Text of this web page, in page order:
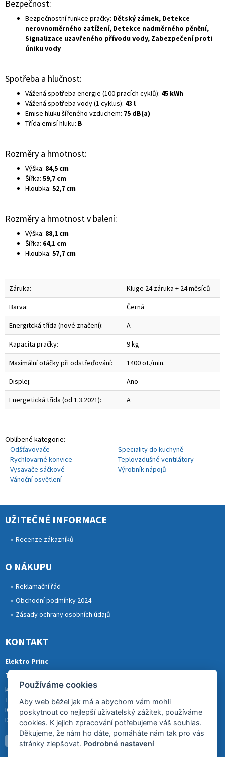
Bezpečnost:
Bezpečnostní funkce pračky: Dětský zámek, Detekce
nerovnoměrného zatížení, Detekce nadměrného pěnění,
Signalizace uzavřeného přívodu vody, Zabezpečení proti
úniku vody
Spotřeba a hlučnost:
Vážená spotřeba energie (100 pracích cyklů): 45 kWh
Vážená spotřeba vody (1 cyklus): 43 l
Emise hluku šířeného vzduchem: 75 dB(a)
Třída emisí hluku: B
Rozměry a hmotnost:
Výška: 84,5 cm
Šířka: 59,7 cm
Hloubka: 52,7 cm
Rozměry a hmotnost v balení:
Výška: 88,1 cm
Šířka: 64,1 cm
Hloubka: 57,7 cm
Záruka: Kluge 24 záruka + 24 měsíců
Barva: Černá
Energitcká třída (nové značení): A
Kapacita pračky: 9 kg
Maximální otáčky při odstřeďování: 1400 ot./min.
Displej: Ano
Energetická třída (od 1.3.2021): A
Oblíbené kategorie:
Odšťavovače
Speciality do kuchyně
Rychlovarné konvice
Teplovzdušné ventilátory
Vysavače sáčkové
Výrobník nápojů
Vánoční osvětlení
UŽITEČNÉ INFORMACE
Recenze zákazníků
O NÁKUPU
Reklamační řád
Obchodní podmínky 2024
Zásady ochrany osobních údajů
KONTAKT
Elektro Princ
Tomáš Princ
Krkonošská 290, 46841 TANVALD
Tel.: 773 880 988
IČ: 01153731
DIČ: CZ8007202522
Používáme cookies
Aby web běžel jak má a abychom vám mohli
poskytnout co nejlepší uživatelský zážitek, používáme
cookies. K jejich zpracování potřebujeme váš souhlas.
Děkujeme, že nám ho dáte, pomáháte nám tak pro vás
stránky zlepšovat. Podrobné nastavení